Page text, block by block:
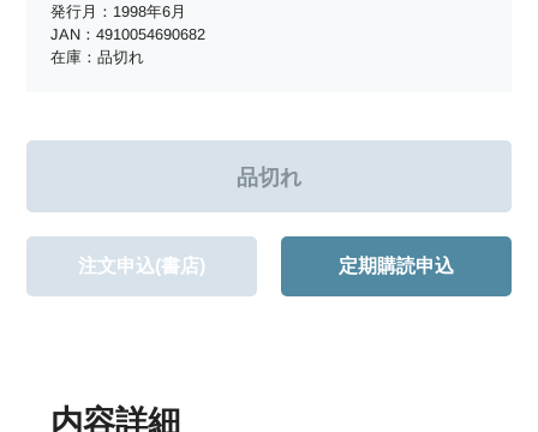
発行月：1998年6月
JAN：4910054690682
在庫：品切れ
注文申込(書店) 定期購読申込
内容詳細